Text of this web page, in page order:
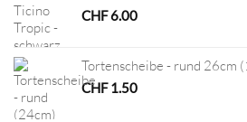
CHF6.00
Tortenscheibe - rund 26cm
CHF1.50